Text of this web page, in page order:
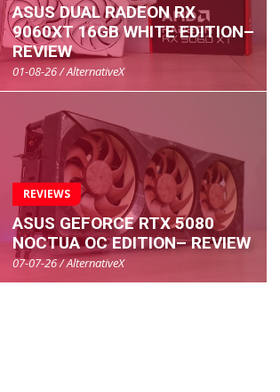
ASUS DUAL RADEON RX
9060XT 16GB WHITE EDITION–
REVIEW
01-08-26 / AlternativeX
REVIEWS
ASUS GEFORCE RTX 5080
NOCTUA OC EDITION– REVIEW
07-07-26 / AlternativeX